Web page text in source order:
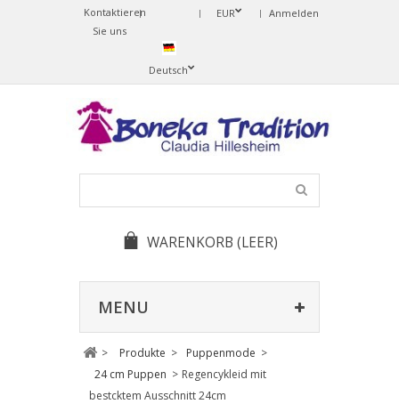
Anmelden
EUR
Deutsch
Kontaktieren
Sie uns
WARENKORB (LEER)
MENU
> Produkte > Puppenmode >
24 cm Puppen > Regencykleid mit
bestcktem Ausschnitt 24cm